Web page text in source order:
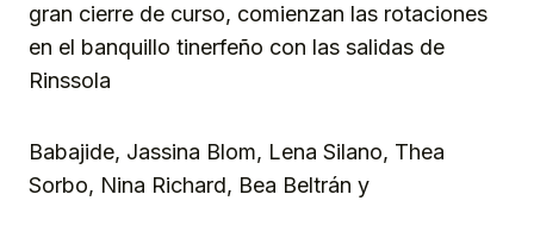
gran cierre de curso, comienzan las rotaciones
en el banquillo tinerfeño con las salidas de
Rinssola
Babajide, Jassina Blom, Lena Silano, Thea
Sorbo, Nina Richard, Bea Beltrán y